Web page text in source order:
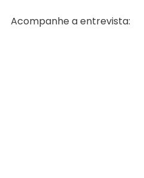
Acompanhe a entrevista: